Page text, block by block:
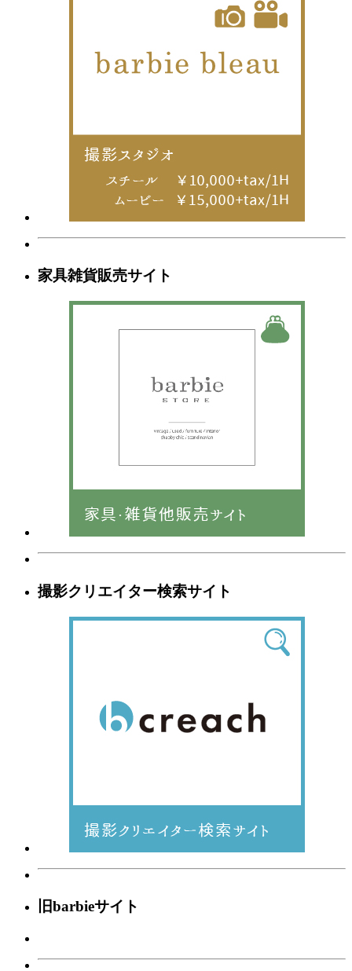
家具雑貨販売サイト
撮影クリエイター検索サイト
旧barbieサイト